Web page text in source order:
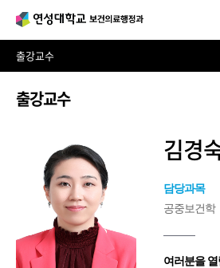
학과안내
출강교수
출강교수
김경
담당과목
공중보건학
여러분을